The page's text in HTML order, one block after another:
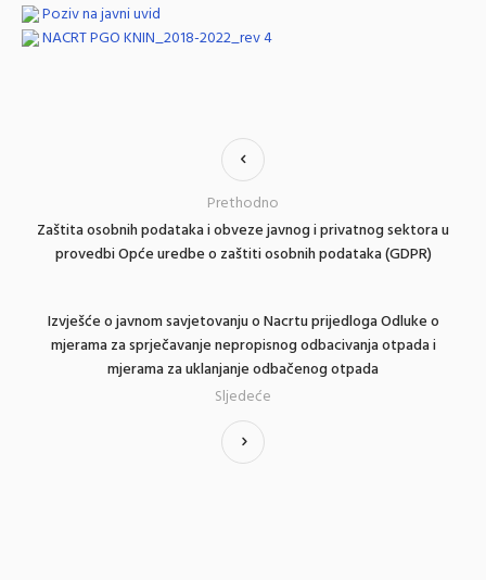
Poziv na javni uvid
NACRT PGO KNIN_2018-2022_rev 4
Zaštita osobnih podataka i obveze javnog i privatnog sektora u
provedbi Opće uredbe o zaštiti osobnih podataka (GDPR)
Prethodno
Izvješće o javnom savjetovanju o Nacrtu prijedloga Odluke o
mjerama za sprječavanje nepropisnog odbacivanja otpada i
mjerama za uklanjanje odbačenog otpada
Sljedeće